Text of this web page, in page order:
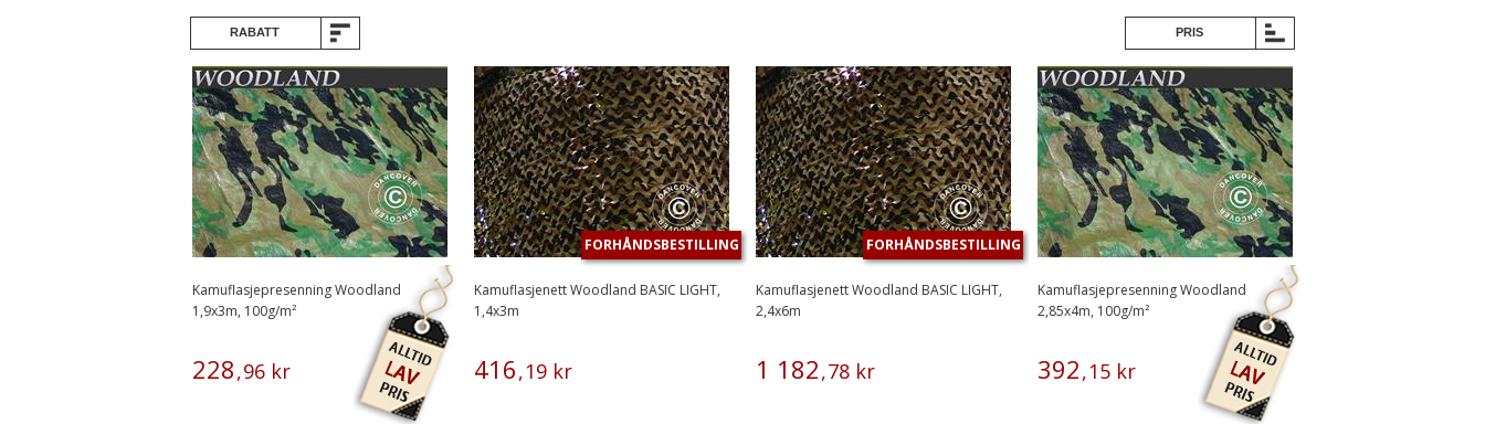
RABATT PRIS
Kamuflasjepresenning Woodland
1,9x3m, 100g/m²
228,96 kr
Kamuflasjenett Woodland BASIC LIGHT,
1,4x3m
416,19 kr
FORHÅNDSBESTILLING
Kamuflasjenett Woodland BASIC LIGHT,
2,4x6m
1 182,78 kr
FORHÅNDSBESTILLING
Kamuflasjepresenning Woodland
2,85x4m, 100g/m²
392,15 kr